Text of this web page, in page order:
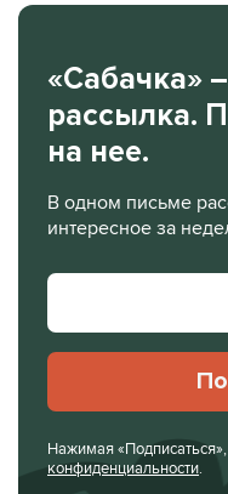
«Сабачка»
рассылка.
на нее.
В одном письме
интересное за
Нажимая
конфиденциальности.